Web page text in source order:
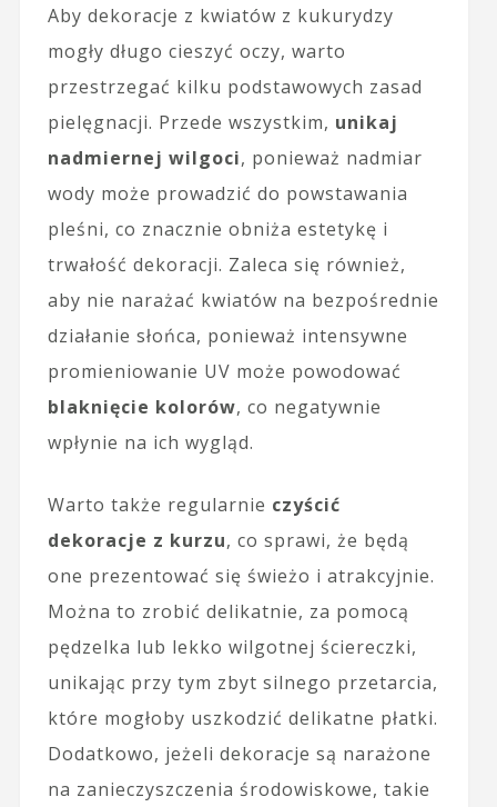
Aby dekoracje z kwiatów z kukurydzy
mogły długo cieszyć oczy, warto
przestrzegać kilku podstawowych zasad
pielęgnacji. Przede wszystkim, unikaj
nadmiernej wilgoci, ponieważ nadmiar
wody może prowadzić do powstawania
pleśni, co znacznie obniża estetykę i
trwałość dekoracji. Zaleca się również,
aby nie narażać kwiatów na bezpośrednie
działanie słońca, ponieważ intensywne
promieniowanie UV może powodować
blaknięcie kolorów, co negatywnie
wpłynie na ich wygląd.
Warto także regularnie czyścić
dekoracje z kurzu, co sprawi, że będą
one prezentować się świeżo i atrakcyjnie.
Można to zrobić delikatnie, za pomocą
pędzelka lub lekko wilgotnej ściereczki,
unikając przy tym zbyt silnego przetarcia,
które mogłoby uszkodzić delikatne płatki.
Dodatkowo, jeżeli dekoracje są narażone
na zanieczyszczenia środowiskowe, takie